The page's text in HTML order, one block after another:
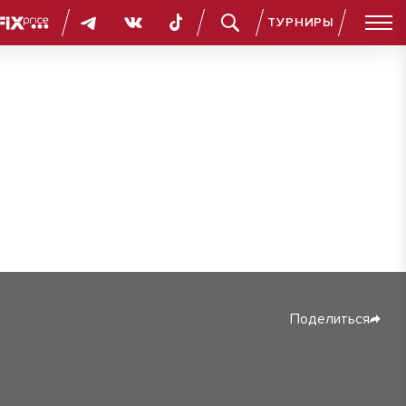
ТУРНИРЫ
Поделиться